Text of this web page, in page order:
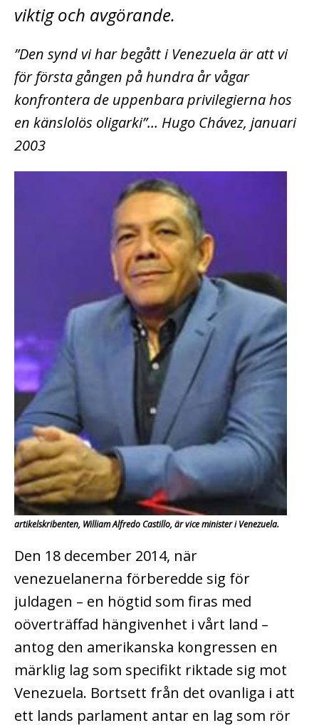
viktig och avgörande.
”Den synd vi har begått i Venezuela är att vi
för första gången på hundra år vågar
konfrontera de uppenbara privilegierna hos
en känslolös oligarki”… Hugo Chávez, januari
2003
artikelskribenten, William Alfredo Castillo, är vice minister i Venezuela.
Den 18 december 2014, när
venezuelanerna förberedde sig för
juldagen – en högtid som firas med
oöverträffad hängivenhet i vårt land –
antog den amerikanska kongressen en
märklig lag som specifikt riktade sig mot
Venezuela. Bortsett från det ovanliga i att
ett lands parlament antar en lag som rör